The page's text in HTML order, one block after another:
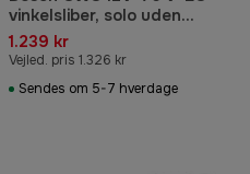
vinkelsliber, solo uden
batteri
1.239 kr
Vejled. pris 1.326 kr
Sendes om 5-7 hverdage